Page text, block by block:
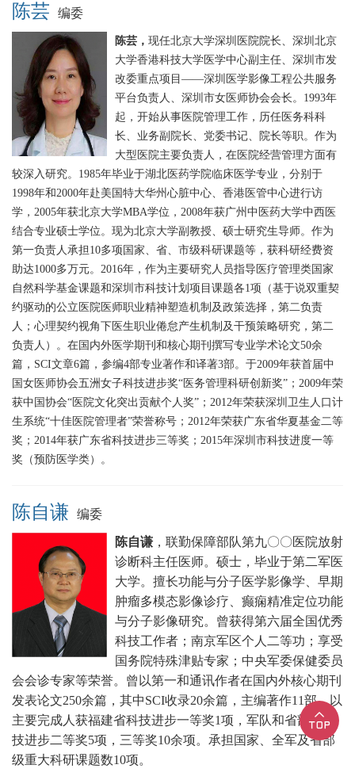
陈芸 编委
陈芸， 现任北京大学深圳医院院长、深圳北京
大学香港科技大学医学中心副主任、深圳市发
改委重点项目——深圳医学影像工程公共服务
平台负责人、深圳市女医师协会会长。1993年
起，开始从事医院管理工作，历任医务科科
长、业务副院长、党委书记、院长等职。作为
大型医院主要负责人，在医院经营管理方面有
较深入研究。1985年毕业于湖北医药学院临床医学专业，分别于
1998年和2000年赴美国特大华州心脏中心、香港医管中心进行访
学，2005年获北京大学MBA学位，2008年获广州中医药大学中西医
结合专业硕士学位。现为北京大学副教授、硕士研究生导师。作为
第一负责人承担10多项国家、省、市级科研课题等，获科研经费资
助达1000多万元。2016年，作为主要研究人员指导医疗管理类国家
自然科学基金课题和深圳市科技计划项目课题各1项（基于说双重契
约驱动的公立医院医师职业精神塑造机制及政策选择，第二负责
人；心理契约视角下医生职业倦怠产生机制及干预策略研究，第二
负责人）。在国内外医学期刊和核心期刊撰写专业学术论文50余
篇，SCI文章6篇，参编4部专业著作和译著3部。于2009年获首届中
国女医师协会五洲女子科技进步奖“医务管理科研创新奖”；2009年荣
获中国协会“医院文化突出贡献个人奖”；2012年荣获深圳卫生人口计
生系统“十佳医院管理者”荣誉称号；2012年荣获广东省华夏基金二等
奖；2014年获广东省科技进步三等奖；2015年深圳市科技进度一等
奖（预防医学类）。
陈自谦 编委
陈自谦 ，联勤保障部队第九〇〇医院放射
诊断科主任医师。硕士，毕业于第二军医
大学。擅长功能与分子医学影像学、早期
肿瘤多模态影像诊疗、癫痫精准定位功能
与分子影像研究。曾获得第六届全国优秀
科技工作者；南京军区个人二等功；享受
国务院特殊津贴专家；中央军委保健委员
会会诊专家等荣誉。曾以第一和通讯作者在国内外核心期刊
发表论文250余篇，其中SCI收录20余篇，主编著作11部，以
主要完成人获福建省科技进步一等奖1项，军队和省部级科
技进步二等奖5项，三等奖10余项。承担国家、全军及省部
级重大科研课题数10项。